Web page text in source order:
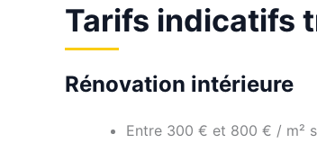
Tarifs indicatifs
Rénovation intérieure
Entre 300 € et 800 € / m²